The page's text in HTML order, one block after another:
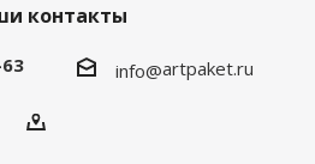
контакты
info@artpaket.ru